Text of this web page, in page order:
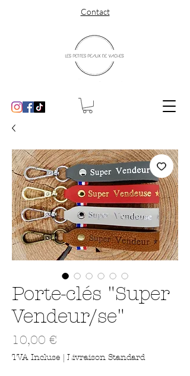
Contact
Porte-clés "Super
Vendeur/se"
10,00 €
TVA Incluse | Livraison Standard